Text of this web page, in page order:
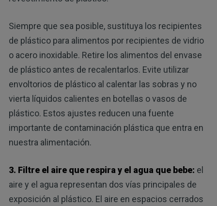
Siempre que sea posible, sustituya los recipientes
de plástico para alimentos por recipientes de vidrio
o acero inoxidable. Retire los alimentos del envase
de plástico antes de recalentarlos. Evite utilizar
envoltorios de plástico al calentar las sobras y no
vierta líquidos calientes en botellas o vasos de
plástico. Estos ajustes reducen una fuente
importante de contaminación plástica que entra en
nuestra alimentación.
3. Filtre el aire que respira y el agua que bebe: el
aire y el agua representan dos vías principales de
exposición al plástico. El aire en espacios cerrados